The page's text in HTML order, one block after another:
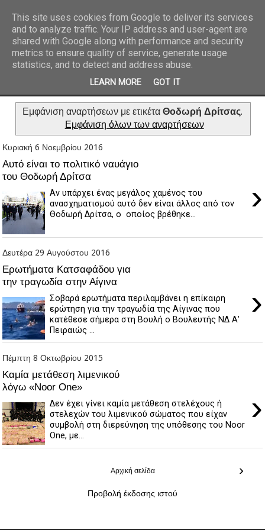
REPORTAZ NET
Εμφάνιση αναρτήσεων με ετικέτα Θοδωρή Δρίτσας.
Εμφάνιση όλων των αναρτήσεων
Κυριακή 6 Νοεμβρίου 2016
Αυτό είναι το πολιτικό ναυάγιο
του Θοδωρή Δρίτσα
›
Αν υπάρχει ένας μεγάλος χαμένος του
ανασχηματισμού αυτό δεν είναι άλλος από τον
Θοδωρή Δρίτσα, ο οποίος βρέθηκε...
Δευτέρα 29 Αυγούστου 2016
Ερωτήματα Κατσαφάδου για
την τραγωδία στην Αίγινα
›
Σοβαρά ερωτήματα περιλαμβάνει η επίκαιρη
ερώτηση για την τραγωδία της Αίγινας που
κατέθεσε σήμερα στη Βουλή ο Βουλευτής ΝΔ Α’
Πειραιώς ...
Πέμπτη 8 Οκτωβρίου 2015
Καμία μετάθεση λιμενικού
λόγω «Noor One»
›
Δεν έχει γίνει καμία μετάθεση στελέχους ή
στελεχών του λιμενικού σώματος που είχαν
συμβολή στη διερεύνηση της υπόθεσης του Noor
One, με...
›
Αρχική σελίδα
Προβολή έκδοσης ιστού
This site uses cookies from Google to deliver its services
and to analyze traffic. Your IP address and user-agent are
shared with Google along with performance and security
metrics to ensure quality of service, generate usage
statistics, and to detect and address abuse.
LEARN MORE GOT IT